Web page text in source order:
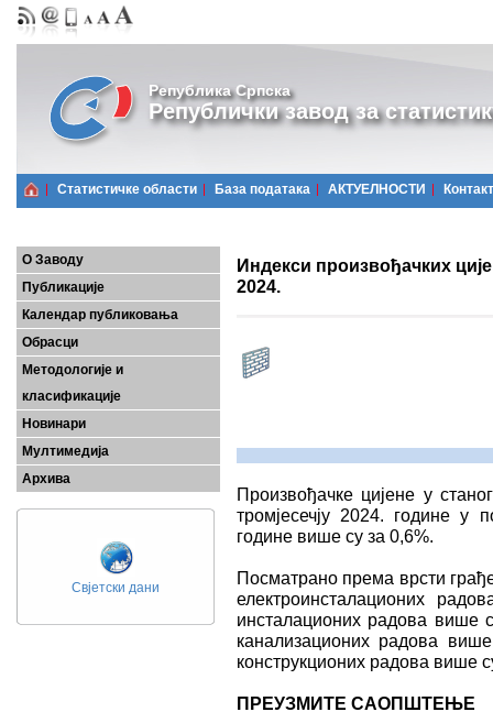
Република Српска
Републички завод за
Статистичке области Базa података АКТУЕЛНОСТИ Контакт
О Заводу
Публикације
Календар публиковања
Обрасци
Методологије и
класификације
Новинари
Мултимедија
Архива
Свјетски дани
Индекси произвођачких
2024.
Произвођачке цијене у
тромјесечју 2024. године у
године више су за 0,6%.
Посматрано према врсти
електроинсталационих
инсталационих радова више
канализационих радова
конструкционих радова више
ПРЕУЗМИТЕ САОПШТЕЊЕ